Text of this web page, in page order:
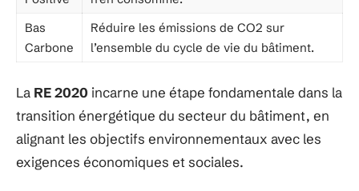
Bas
Carbone
Réduire les émissions de CO2 sur
l’ensemble du cycle de vie du bâtiment.
La RE 2020 incarne une étape fondamentale dans la
transition énergétique du secteur du bâtiment, en
alignant les objectifs environnementaux avec les
exigences économiques et sociales.